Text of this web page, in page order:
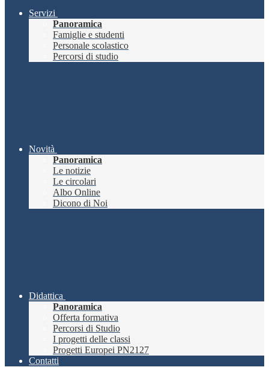
Servizi
Panoramica
Famiglie e studenti
Personale scolastico
Percorsi di studio
Novità
Panoramica
Le notizie
Le circolari
Albo Online
Dicono di Noi
Didattica
Panoramica
Offerta formativa
Percorsi di Studio
I progetti delle classi
Progetti Europei PN2127
Contatti